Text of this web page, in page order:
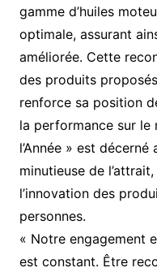
gamme d’huiles
optimale, assurant
améliorée. Cette
des produits
renforce sa position
la performance sur le
l’Année » est
minutieuse de
l’innovation des
personnes.
« Notre engagement
est constant. Être